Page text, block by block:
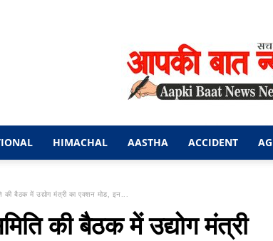
HIMACHAL AASTHA ACCIDENT
की बैठक में उद्योग मंत्री का एक्शन मोड, इन...
की बैठक में उद्योग मंत्री